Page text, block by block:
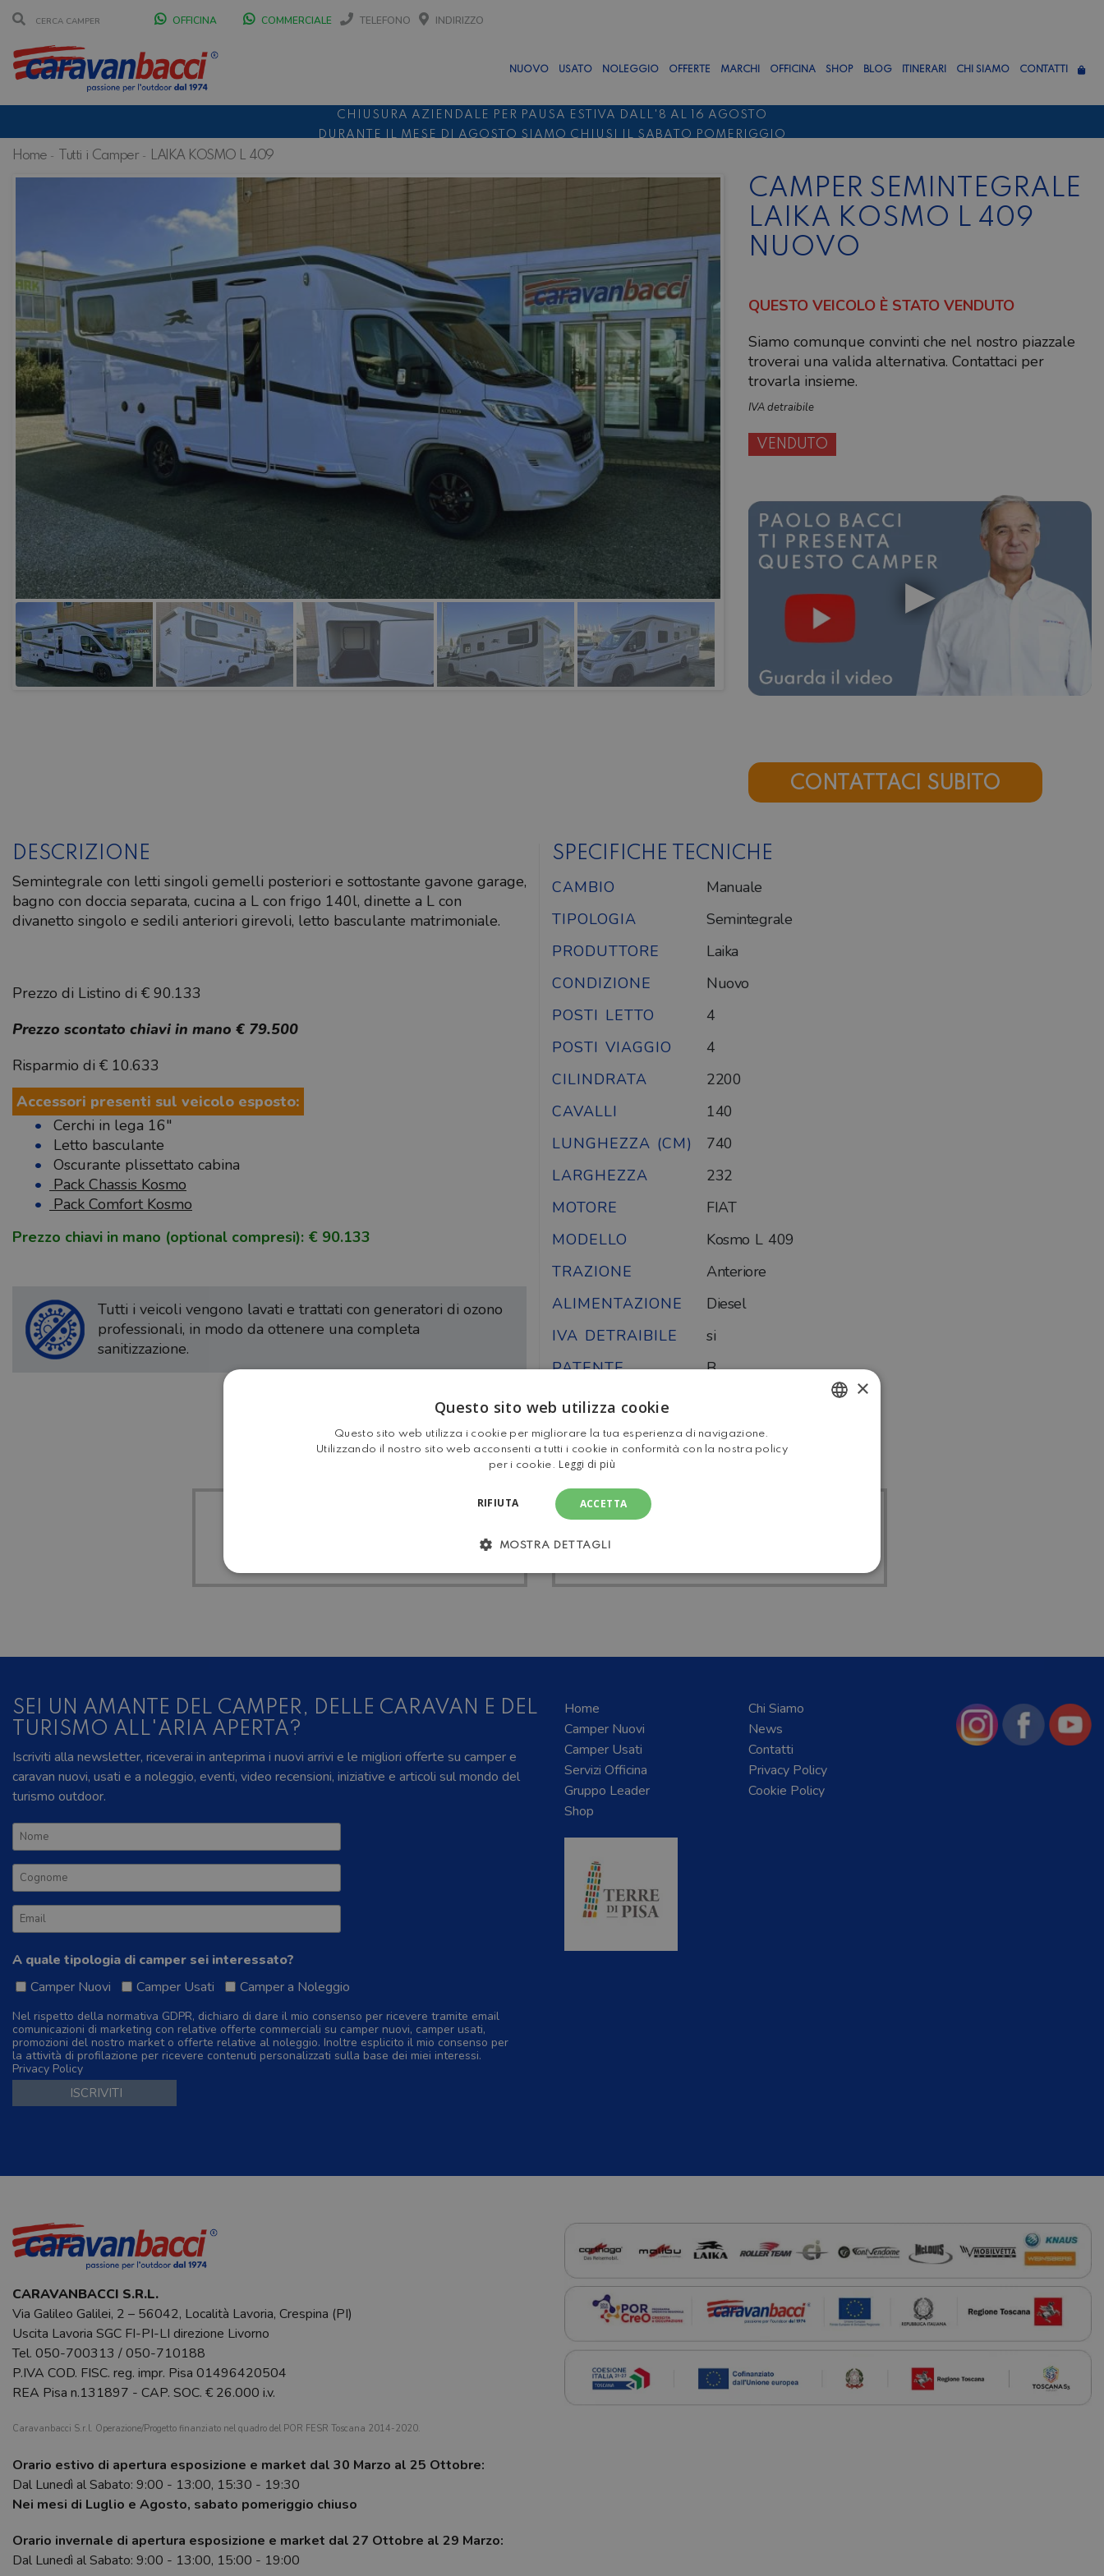
OFFICINA COMMERCIALE TELEFONO INDIRIZZO
NUOVO USATO NOLEGGIO OFFERTE MARCHI OFFICINA SHOP BLOG ITINERARI CHI SIAMO CONTATTI
CHIUSURA AZIENDALE PER PAUSA ESTIVA DALL'8 AL 16 AGOSTO
DURANTE IL MESE DI AGOSTO SIAMO CHIUSI IL SABATO POMERIGGIO
Home Tutti i Camper LAIKA KOSMO L 409
CAMPER SEMINTEGRALE
LAIKA KOSMO L 409
NUOVO
QUESTO VEICOLO È STATO VENDUTO
Siamo comunque convinti che nel nostro piazzale
troverai una valida alternativa. Contattaci per
trovarla insieme.
IVA detraibile
VENDUTO
CONTATTACI SUBITO
DESCRIZIONE
Semintegrale con letti singoli gemelli posteriori e sottostante gavone garage,
bagno con doccia separata, cucina a L con frigo 140l, dinette a L con
divanetto singolo e sedili anteriori girevoli, letto basculante matrimoniale.
Prezzo di Listino di € 90.133
Prezzo scontato chiavi in mano € 79.500
Risparmio di € 10.633
Accessori presenti sul veicolo esposto:
Cerchi in lega 16"
Letto basculante
Oscurante plissettato cabina
Pack Chassis Kosmo
Pack Comfort Kosmo
Prezzo chiavi in mano (optional compresi): € 90.133
Tutti i veicoli vengono lavati e trattati con generatori di ozono
professionali, in modo da ottenere una completa
sanitizzazione.
SPECIFICHE TECNICHE
CAMBIO
Manuale
TIPOLOGIA
Semintegrale
PRODUTTORE
Laika
CONDIZIONE
Nuovo
POSTI LETTO
4
POSTI VIAGGIO
4
CILINDRATA
2200
CAVALLI
140
LUNGHEZZA (CM)
740
LARGHEZZA
232
MOTORE
FIAT
MODELLO
Kosmo L 409
TRAZIONE
Anteriore
ALIMENTAZIONE
Diesel
IVA DETRAIBILE
si
PATENTE
B
MASSA
SEI UN AMANTE DEL CAMPER, DELLE CARAVAN E DEL
TURISMO ALL'ARIA APERTA?
Iscriviti alla newsletter, riceverai in anteprima i nuovi arrivi e le migliori offerte su camper e
caravan nuovi, usati e a noleggio, eventi, video recensioni, iniziative e articoli sul mondo del
turismo outdoor.
A quale tipologia di camper sei interessato?
Camper Nuovi
Camper Usati Camper a Noleggio
Nel rispetto della normativa GDPR, dichiaro di dare il mio consenso per ricevere tramite email
comunicazioni di marketing con relative offerte commerciali su camper nuovi, camper usati,
promozioni del nostro market o offerte relative al noleggio. Inoltre esplicito il mio consenso per
la attività di profilazione per ricevere contenuti personalizzati sulla base dei miei interessi.
Privacy Policy
Home
Camper Nuovi
Camper Usati
Servizi Officina
Gruppo Leader
Shop
Chi Siamo
News
Contatti
Privacy Policy
Cookie Policy
CARAVANBACCI S.R.L.
Via Galileo Galilei, 2 – 56042, Località Lavoria, Crespina (PI)
Uscita Lavoria SGC FI-PI-LI direzione Livorno
Tel. 050-700313 /050-710188
P.IVA COD. FISC. reg. impr. Pisa 01496420504
REA Pisa n.131897 - CAP. SOC. € 26.000 i.v.
Caravanbacci S.r.l. Operazione/Progetto finanziato nel quadro del POR FESR Toscana 2014-2020.
Orario estivo di apertura esposizione e market dal 30 Marzo al 25 Ottobre:
Dal Lunedì al Sabato: 9:00 - 13:00, 15:30 - 19:30
Nei mesi di Luglio e Agosto, sabato pomeriggio chiuso
Orario invernale di apertura esposizione e market dal 27 Ottobre al 29 Marzo:
Dal Lunedì al Sabato: 9:00 - 13:00, 15:00 - 19:00
×
Questo sito web utilizza cookie
Questo sito web utilizza i cookie per migliorare la tua esperienza di navigazione.
Utilizzando il nostro sito web acconsenti a tutti i cookie in conformità con la nostra policy
per i cookie. Leggi di più
ACCETTA
RIFIUTA
MOSTRA DETTAGLI